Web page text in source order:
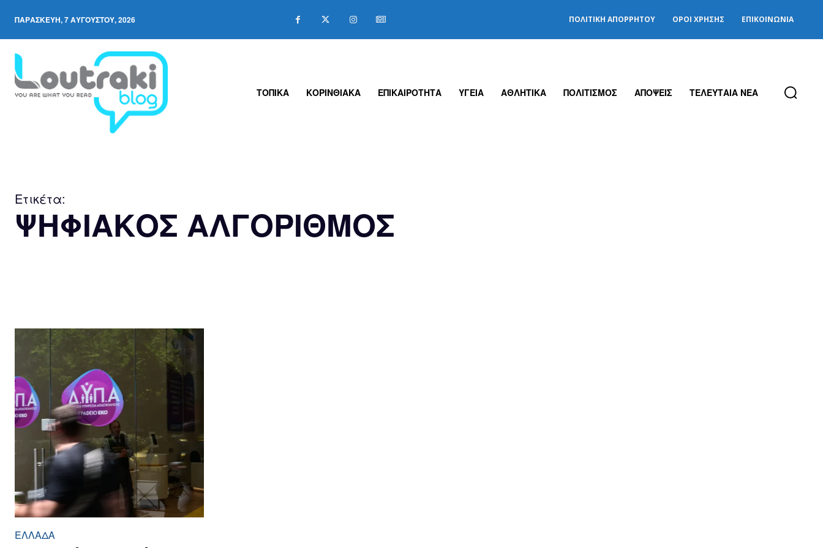
ΠΑΡΑΣΚΕΥΉ, 7 ΑΥΓΟΎΣΤΟΥ, 2026 ΠΟΛΙΤΙΚΉ ΑΠΟΡΡΉΤΟΥ ΌΡΟΙ ΧΡΉΣΗΣ ΕΠΙΚΟΙΝΩΝΊΑ
ΤΟΠΙΚΑ ΚΟΡΙΝΘΙΑΚΑ ΕΠΙΚΑΙΡΟΤΗΤΑ ΥΓΕΙΑ ΑΘΛΗΤΙΚΑ ΠΟΛΙΤΙΣΜΟΣ ΑΠΟΨΕΙΣ ΤΕΛΕΥΤΑΙΑ ΝΕΑ
Ετικέτα:
ΨΗΦΙΑΚΟΣ ΑΛΓΟΡΙΘΜΟΣ
ΕΛΛΆΔΑ